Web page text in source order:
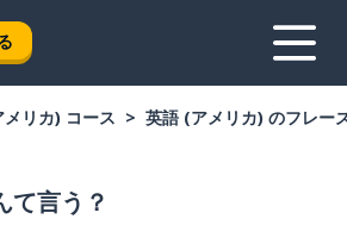
リカ) コース 英語 (アメリカ) のフレー
て言う？